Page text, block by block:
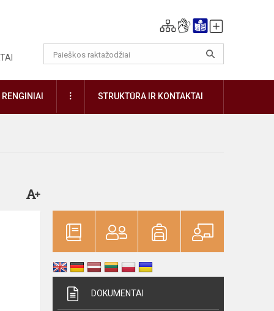
RENGINIAI DAUGIAUSTRUKTŪRA IR KONTAKTAI
DOKUMENTAI